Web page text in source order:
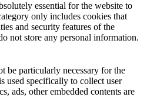
essential for the website to
only includes cookies that
and security features of the
not store any personal information.
be particularly necessary for the
used specifically to collect user
ads, other embedded contents are